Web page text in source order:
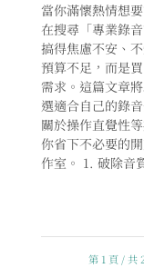
當你滿懷熱情想
在搜尋「專業錄
搞得焦慮不安、
預算不足，而是
需求。這篇文章
選適合自己的錄
關於操作直覺性
你省下不必要的
作室。 1. 破除音
第 1 頁 / 共